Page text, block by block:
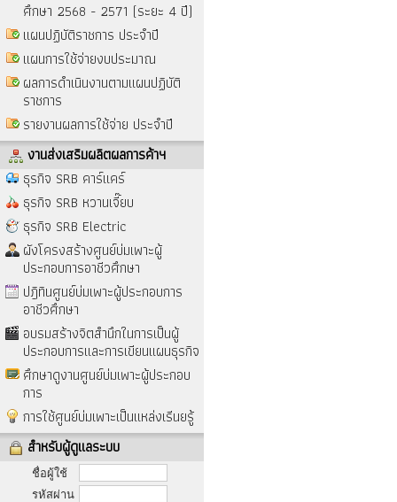
ศึกษา 2568 - 2571 (ระยะ 4 ปี)
แผนปฏิบัติราชการ ประจำปี
แผนการใช้จ่ายงบประมาณ
ผลการดำเนินงานตามแผนปฏิบัติ
ราชการ
รายงานผลการใช้จ่าย ประจำปี
งานส่งเสริมผลิตผลการค้าฯ
ธุรกิจ SRB คาร์แคร์
ธุรกิจ SRB หวานเจี๊ยบ
ธุรกิจ SRB Electric
ผังโครงสร้างศูนย์บ่มเพาะผู้
ประกอบการอาชีวศึกษา
ปฎิทินศูนย์บ่มเพาะผู้ประกอบการ
อาชีวศึกษา
อบรมสร้างจิตสำนึกในการเป็นผู้
ประกอบการและการเขียนแผนธุรกิจ
ศึกษาดูงานศูนย์บ่มเพาะผู้ประกอบ
การ
การใช้ศูนย์บ่มเพาะเป็นแหล่งเรีนยรู้
สำหรับผู้ดูแลระบบ
ชื่อผู้ใช้
รหัสผ่าน